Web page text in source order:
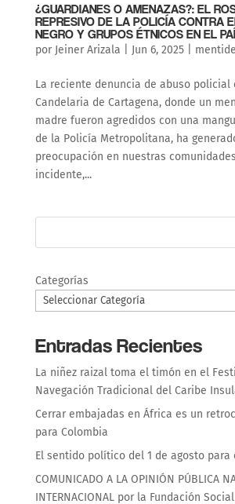
¿GUARDIANES O AMENAZAS?: EL
REPRESIVO DE LA POLICÍA CONTRA
NEGRO Y GRUPOS ÉTNICOS EN EL
por Jeiner Arizala Jun 6, 2025|
La reciente denuncia de abuso policial
Candelaria de Cartagena, donde un
madre fueron agredidos con una
de la Policía Metropolitana, ha
preocupación en nuestras
incidente,...
Categorías
Entradas Recientes
La niñez raizal toma el timón en el
Navegación Tradicional del Caribe
Cerrar embajadas en África es un
para Colombia
El sentido político del 1 de agosto
COMUNICADO A LA OPINIÓN PÚBLICA
INTERNACIONAL por la Fundación